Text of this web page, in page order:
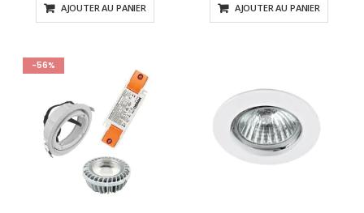
AJOUTER AU PANIER AJOUTER AU PANIER
-56%